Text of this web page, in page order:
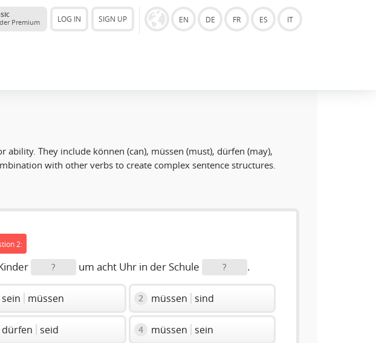
Premium LOG IN SIGN UP EN DE FR ES IT
They include können (can), müssen (must), dürfen (may),
with other verbs to create complex sentence structures.
2:
? um acht Uhr in der Schule ? .
sein müssen 2 müssen sind
dürfen seid 4 müssen sein